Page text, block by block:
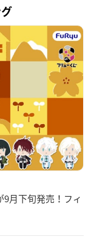
9月下旬発売！フィ